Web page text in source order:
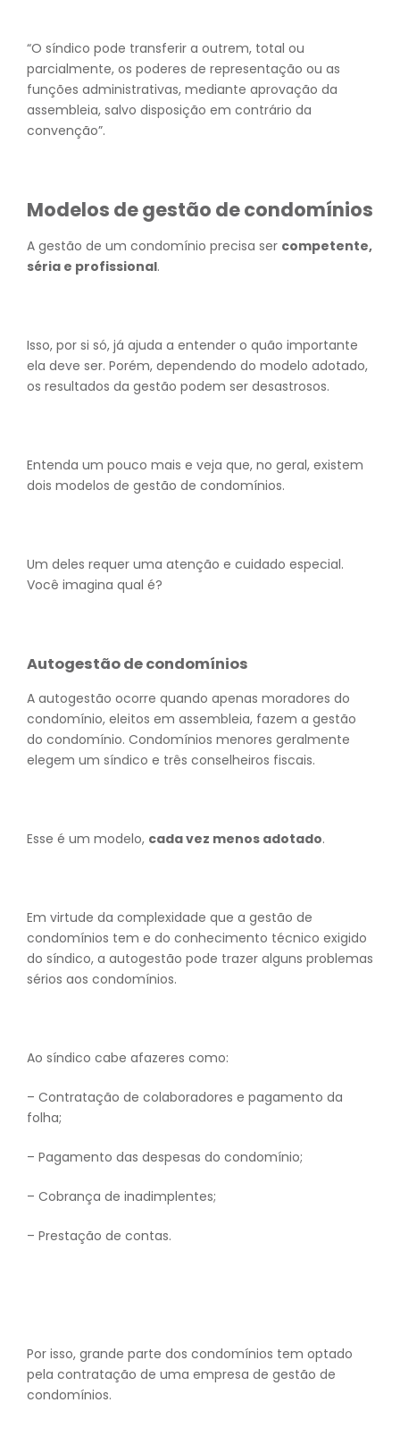
“O síndico pode transferir a outrem, total ou
parcialmente, os poderes de representação ou as
funções administrativas, mediante aprovação da
assembleia, salvo disposição em contrário da
convenção”.
Modelos de gestão de condomínios
A gestão de um condomínio precisa ser competente,
séria e profissional.
Isso, por si só, já ajuda a entender o quão importante
ela deve ser. Porém, dependendo do modelo adotado,
os resultados da gestão podem ser desastrosos.
Entenda um pouco mais e veja que, no geral, existem
dois modelos de gestão de condomínios.
Um deles requer uma atenção e cuidado especial.
Você imagina qual é?
Autogestão de condomínios
A autogestão ocorre quando apenas moradores do
condomínio, eleitos em assembleia, fazem a gestão
do condomínio. Condomínios menores geralmente
elegem um síndico e três conselheiros fiscais.
Esse é um modelo, cada vez menos adotado.
Em virtude da complexidade que a gestão de
condomínios tem e do conhecimento técnico exigido
do síndico, a autogestão pode trazer alguns problemas
sérios aos condomínios.
Ao síndico cabe afazeres como:
– Contratação de colaboradores e pagamento da
folha;
– Pagamento das despesas do condomínio;
– Cobrança de inadimplentes;
– Prestação de contas.
Por isso, grande parte dos condomínios tem optado
pela contratação de uma empresa de gestão de
condomínios.